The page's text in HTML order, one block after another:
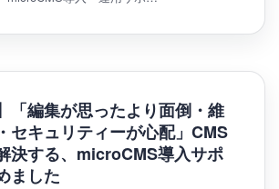
「編集が思ったより面倒・維
セキュリティーが心配」CMS
決する、microCMS導入サポ
ました